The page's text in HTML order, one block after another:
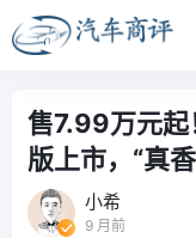
售7.99万元起
版上市，“真
小希
9 月前